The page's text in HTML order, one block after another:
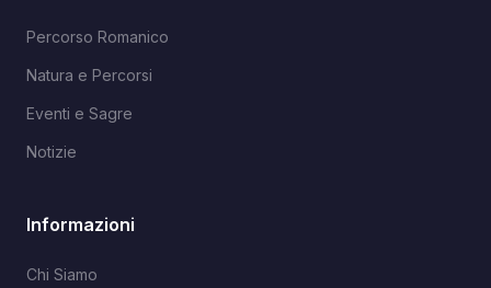
Percorso Romanico
Natura e Percorsi
Eventi e Sagre
Notizie
Informazioni
Chi Siamo